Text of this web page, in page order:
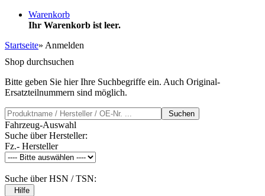
Warenkorb
Ihr Warenkorb ist leer.
Startseite» Anmelden
Shop durchsuchen
Bitte geben Sie hier Ihre Suchbegriffe ein. Auch Original-
Ersatzteilnummern sind möglich.
Suchen
Fahrzeug-Auswahl
Suche über Hersteller:
Fz.- Hersteller
Suche über HSN / TSN:
Hilfe